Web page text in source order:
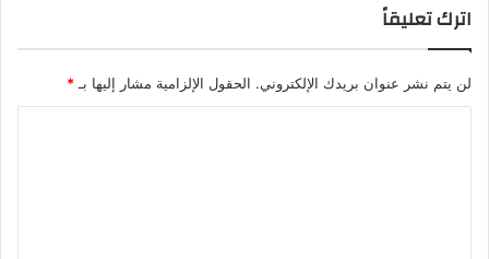
اترك تعليقاً
لن يتم نشر عنوان بريدك الإلكتروني. الحقول الإلزامية مشار إليها بـ *